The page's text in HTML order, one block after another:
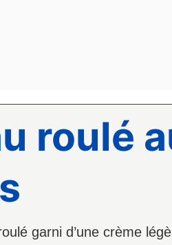
roulé
garni d’une crème